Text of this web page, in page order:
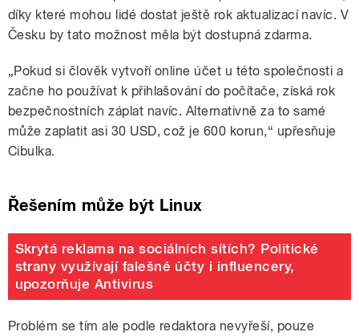
díky které mohou lidé dostat ještě rok aktualizací navíc. V
Česku by tato možnost měla být dostupná zdarma.
„Pokud si člověk vytvoří online účet u této společnosti a
začne ho používat k přihlašování do počítače, získá rok
bezpečnostních záplat navíc. Alternativně za to samé
může zaplatit asi 30 USD, což je 600 korun,“ upřesňuje
Cibulka.
Řešením může být Linux
Skrytá reklama na sociálních sítích? Politické
strany využívají falešné účty i influencery,
upozorňuje Antivirus
Problém se tím ale podle redaktora nevyřeší, pouze